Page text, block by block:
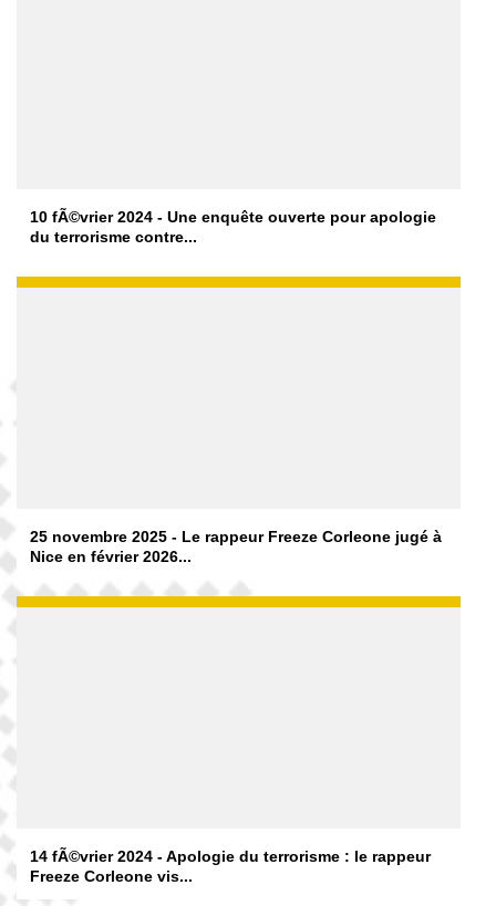
10 fÃ©vrier 2024 - Une enquête ouverte pour apologie
du terrorisme contre...
25 novembre 2025 - Le rappeur Freeze Corleone jugé à
Nice en février 2026...
14 fÃ©vrier 2024 - Apologie du terrorisme : le rappeur
Freeze Corleone vis...